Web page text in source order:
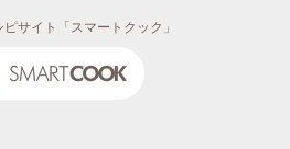
サイト「スマートクック」